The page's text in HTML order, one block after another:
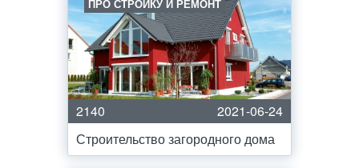
ПРО СТРОЙКУ И РЕМОНТ
2140
2021-06-24
Строительство загородного дома